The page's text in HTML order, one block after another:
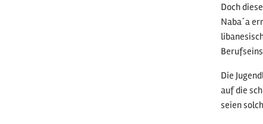
Doch
Naba´a
Die
auf die
seien